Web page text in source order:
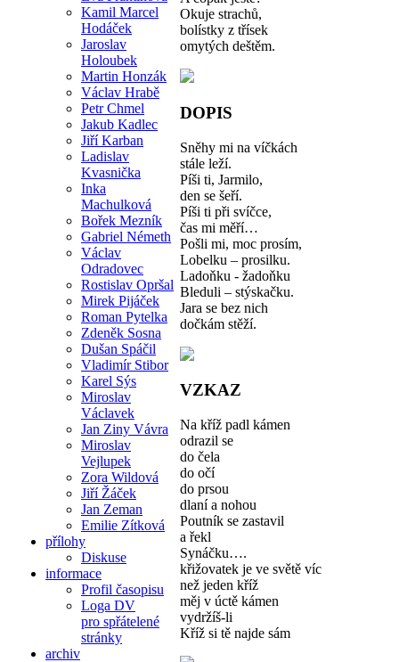
Kamil Marcel
Hodáček
Jaroslav
Holoubek
Martin Honzák
Václav Hrabě
Petr Chmel
Jakub Kadlec
Jiří Karban
Ladislav
Kvasnička
Inka
Machulková
Bořek Mezník
Gabriel Németh
Václav
Odradovec
Rostislav Opršal
Mirek Pijáček
Roman Pytelka
Zdeněk Sosna
Dušan Spáčil
Vladimír Stibor
Karel Sýs
Miroslav
Václavek
Jan Ziny Vávra
Miroslav
Vejlupek
Zora Wildová
Jiří Žáček
Jan Zeman
Emilie Zítková
přílohy
Diskuse
informace
Profil časopisu
Loga DV
pro spřátelené
stránky
archiv
Okuje strachů,
bolístky z třísek
omytých deštěm.
DOPIS
Sněhy mi na víčkách
stále leží.
Píši ti, Jarmilo,
den se šeří.
Píši ti při svíčce,
čas mi měří…
Pošli mi, moc prosím,
Lobelku – prosilku.
Ladoňku - žadoňku
Bleduli – stýskačku.
Jara se bez nich
dočkám stěží.
VZKAZ
Na kříž padl kámen
odrazil se
do čela
do očí
do prsou
dlaní a nohou
Poutník se zastavil
a řekl
Synáčku….
křižovatek je ve světě víc
než jeden kříž
měj v úctě kámen
vydržíš-li
Kříž si tě najde sám